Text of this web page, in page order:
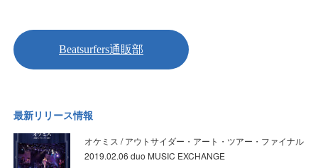
最新リリース情報
オケミス / アウトサイダー・アート・ツアー・ファイナル
2019.02.06 duo MUSIC EXCHANGE